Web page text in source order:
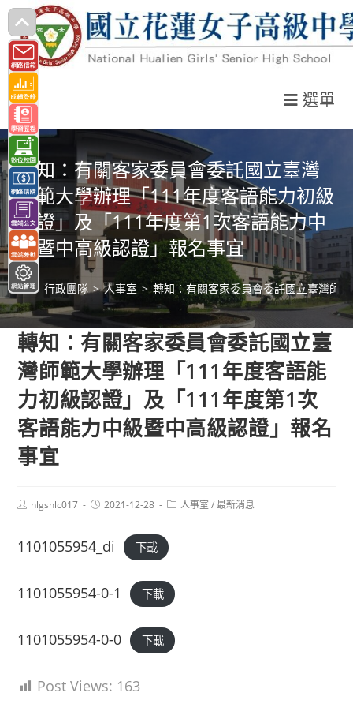
跳
轉
至
主
要
內
容
選單
轉知：有關客家委員會委託國立臺灣
師範大學辦理「111年度客語能力初級
認證」及「111年度第1次客語能力中
級暨中高級認證」報名事宜
> 行政團隊 > 人事室 > 轉知：有關客家委員會委託國立臺灣師
轉知：有關客家委員會委託國立臺
灣師範大學辦理「111年度客語能
力初級認證」及「111年度第1次
客語能力中級暨中高級認證」報名
事宜
Posthlgshlc017
Post2021-12-28
Post人事室 / 最新消息
1101055954_di 下載
1101055954-0-1 下載
1101055954-0-0 下載
Post Views: 163